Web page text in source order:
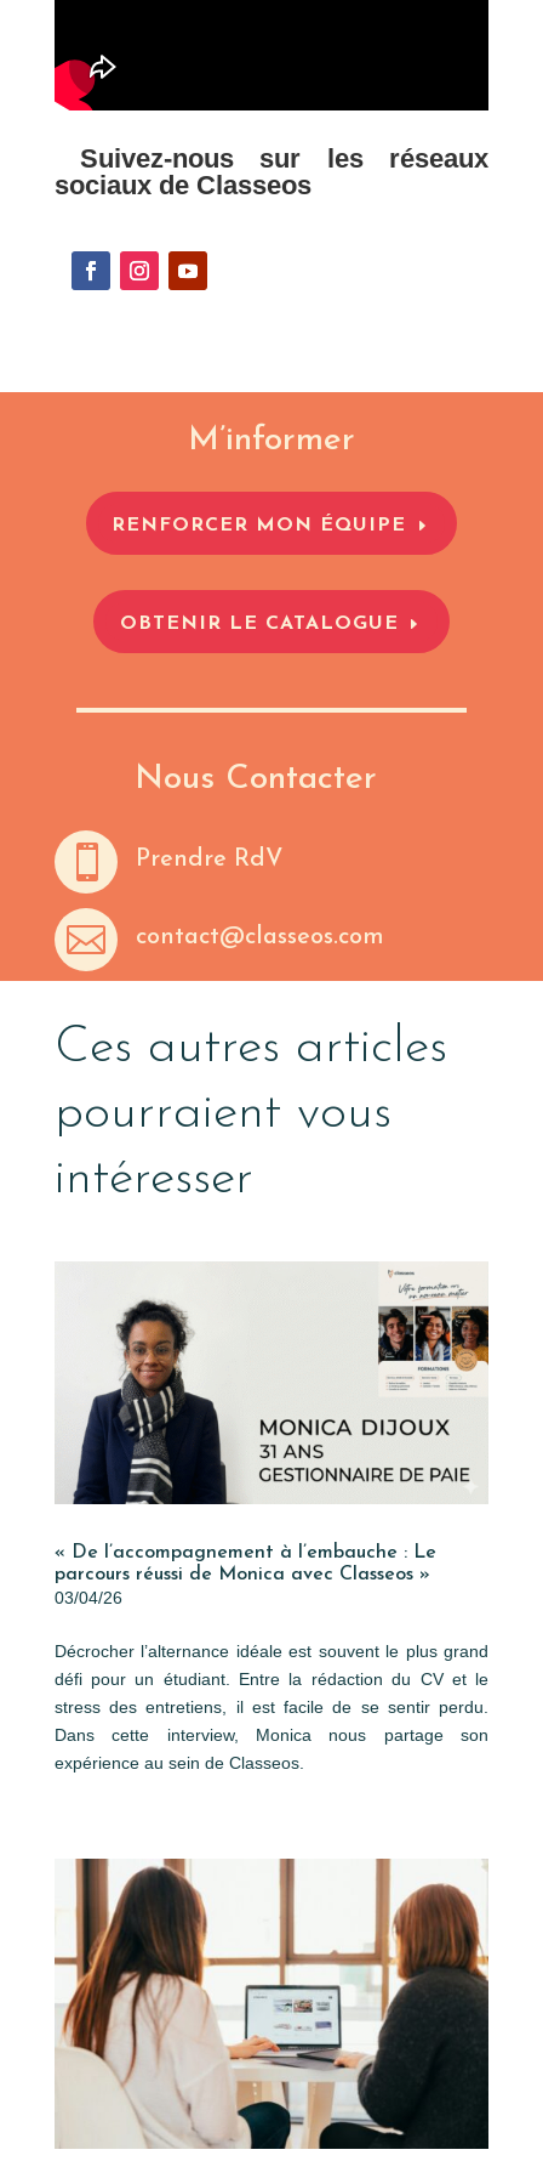
Suivez-nous sur les réseaux
sociaux de Classeos
M’informer
RENFORCER MON ÉQUIPE
OBTENIR LE CATALOGUE
Nous Contacter
 Prendre RdV
 contact@classeos.com
Ces autres articles
pourraient vous
intéresser
« De l’accompagnement à l’embauche : Le
parcours réussi de Monica avec Classeos »
03/04/26
Décrocher l’alternance idéale est souvent le plus grand
défi pour un étudiant. Entre la rédaction du CV et le
stress des entretiens, il est facile de se sentir perdu.
Dans cette interview, Monica nous partage son
expérience au sein de Classeos.